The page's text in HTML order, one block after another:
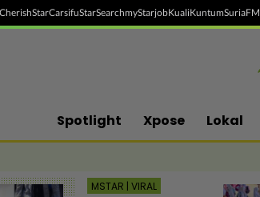
StarCarsifuStarSearchmyStarjobKualiKuntumSuriaFM
Spotlight Xpose Lokal
MSTAR | VIRAL